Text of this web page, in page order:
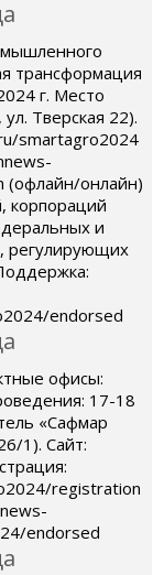
трансформация
г. Место
Тверская 22).
smartagro2024
(офлайн/онлайн)
корпораций
и
регулирующих
endorsed
офисы:
17-18
«Сафмар
1). Сайт:
registration
endorsed